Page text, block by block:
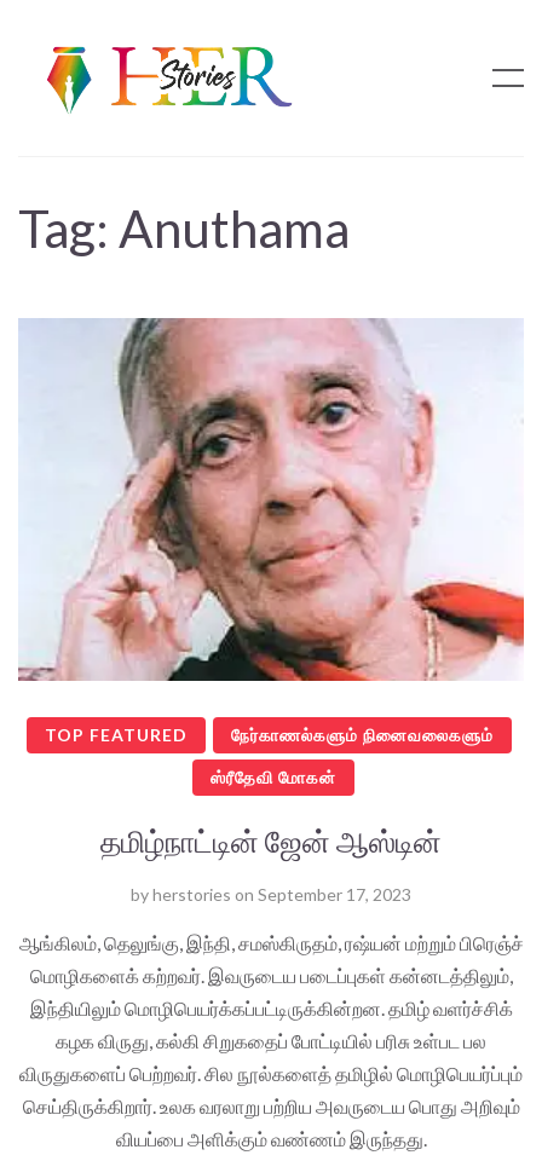
Tag: Anuthama
TOP FEATURED நேர்காணல்களும் நினைவலைகளும்
ஸ்ரீதேவி மோகன்
தமிழ்நாட்டின் ஜேன் ஆஸ்டின்
byherstories on September 17, 2023
ஆங்கிலம், தெலுங்கு, இந்தி, சமஸ்கிருதம், ரஷ்யன் மற்றும் பிரெஞ்ச்
மொழிகளைக் கற்றவர். இவருடைய படைப்புகள் கன்னடத்திலும்,
இந்தியிலும் மொழிபெயர்க்கப்பட்டிருக்கின்றன. தமிழ் வளர்ச்சிக்
கழக விருது, கல்கி சிறுகதைப் போட்டியில் பரிசு உள்பட பல
விருதுகளைப் பெற்றவர். சில நூல்களைத் தமிழில் மொழிபெயர்ப்பும்
செய்திருக்கிறார். உலக வரலாறு பற்றிய அவருடைய பொது அறிவும்
வியப்பை அளிக்கும் வண்ணம் இருந்தது.